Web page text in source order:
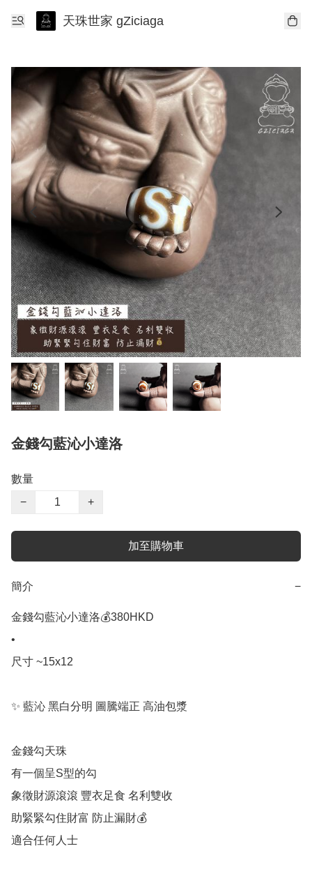
天珠世家 gZiciaga
金錢勾藍沁小達洛
數量
−
+
加至購物車
簡介 −
金錢勾藍沁小達洛💰380HKD
•
尺寸 ~15x12
✨ 藍沁 黑白分明 圖騰端正 高油包漿
金錢勾天珠
有一個呈S型的勾
象徵財源滾滾 豐衣足食 名利雙收
助緊緊勾住財富 防止漏財💰
適合任何人士